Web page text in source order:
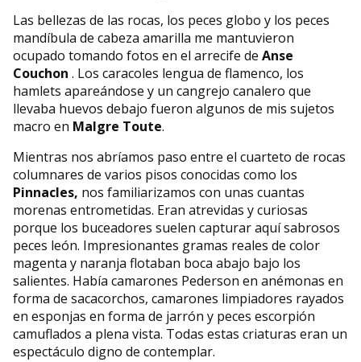
Las bellezas de las rocas, los peces globo y los peces
mandíbula de cabeza amarilla me mantuvieron
ocupado tomando fotos en el arrecife de Anse
Couchon . Los caracoles lengua de flamenco, los
hamlets apareándose y un cangrejo canalero que
llevaba huevos debajo fueron algunos de mis sujetos
macro en Malgre Toute.
Mientras nos abríamos paso entre el cuarteto de rocas
columnares de varios pisos conocidas como los
Pinnacles, nos familiarizamos con unas cuantas
morenas entrometidas. Eran atrevidas y curiosas
porque los buceadores suelen capturar aquí sabrosos
peces león. Impresionantes gramas reales de color
magenta y naranja flotaban boca abajo bajo los
salientes. Había camarones Pederson en anémonas en
forma de sacacorchos, camarones limpiadores rayados
en esponjas en forma de jarrón y peces escorpión
camuflados a plena vista. Todas estas criaturas eran un
espectáculo digno de contemplar.